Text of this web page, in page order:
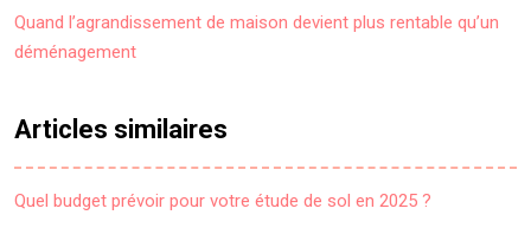
Quand l’agrandissement de maison devient plus rentable qu’un
déménagement
Articles similaires
Quel budget prévoir pour votre étude de sol en 2025 ?